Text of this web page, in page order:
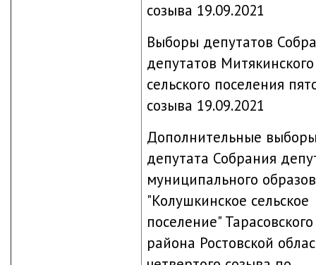
созыва 19.09.2021
Выборы депутатов
депутатов Митякинского
сельского поселения
созыва 19.09.2021
Дополнительные
депутата Собрания
муниципального
"Колушкинское сельское
поселение" Тарасовского
района Ростовской